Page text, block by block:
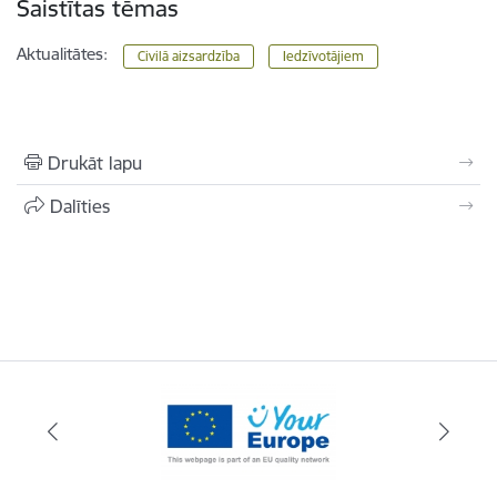
Saistītas tēmas
Aktualitātes: Civilā aizsardzība Iedzīvotājiem
Drukāt lapu
Dalīties